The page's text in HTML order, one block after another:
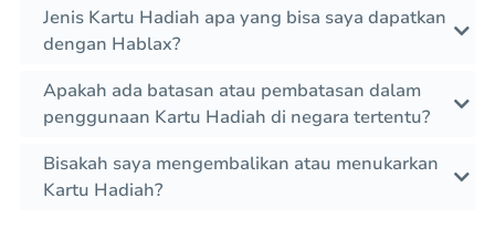
Jenis Kartu Hadiah apa yang bisa saya dapatkan
dengan Hablax?
Apakah ada batasan atau pembatasan dalam
penggunaan Kartu Hadiah di negara tertentu?
Bisakah saya mengembalikan atau menukarkan
Kartu Hadiah?